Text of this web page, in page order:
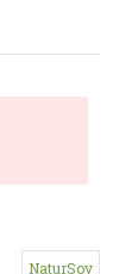
NaturSoy